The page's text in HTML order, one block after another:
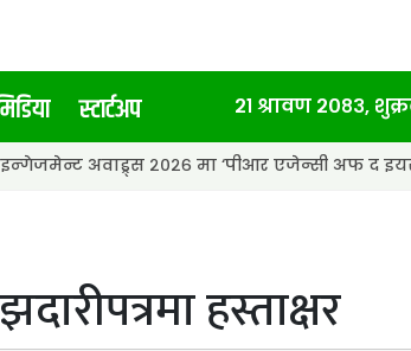
स्टार्टअप २१ श्रावण २०८३,
२०२६ मा ‘पीआर एजेन्सी अफ द इयर’ अवार्ड
हस्ताक्षर